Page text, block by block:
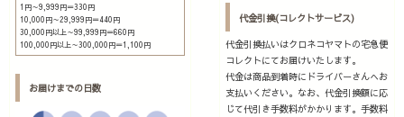
1円～9,999円＝330円
10,000円～29,999円＝440円
30,000円以上～99,999円＝660円
100,000円以上～300,000円＝1,100円
お届けまでの日数
代金引換(コレクトサービス)
代金引換払いはクロネコヤマトの宅急便
コレクトにてお届けいたします。
代金は商品到着時にドライバーさんへお
支払いください。なお、代金引換額に応
じて代引き手数料がかかります。手数料